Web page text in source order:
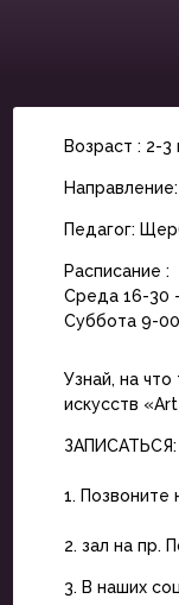
Возраст : 2-3
Педагог:
Расписание :
Среда 16-30
Суббота 9-
Узнай, на
искусств
ЗАПИСАТЬСЯ:
1. Позвоните
2. зал на пр.
3. В наших